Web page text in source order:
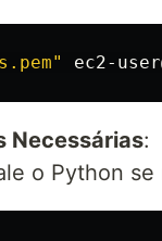
Necessárias:
o Python